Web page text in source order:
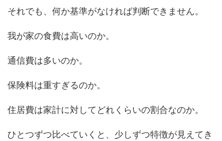
それでも、何か基準がなければ判断できません。
我が家の食費は高いのか。
通信費は多いのか。
保険料は重すぎるのか。
住居費は家計に対してどれくらいの割合なのか。
ひとつずつ比べていくと、少しずつ特徴が見えてき